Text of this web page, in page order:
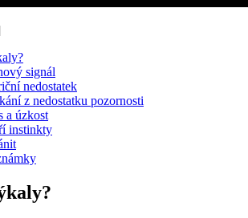
signál
nedostatek
z nedostatku pozornosti
a úzkost
instinkty